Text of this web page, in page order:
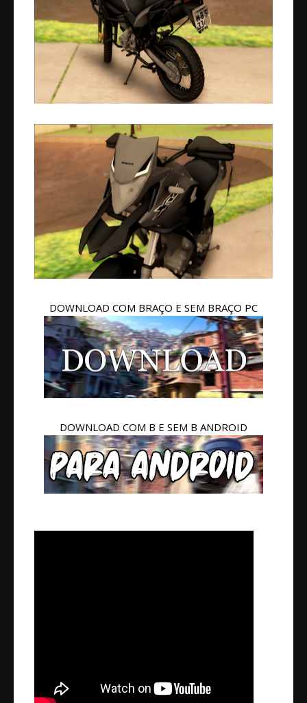
DOWNLOAD COM BRAÇO E SEM BRAÇO PC
DOWNLOAD COM B E SEM B ANDROID